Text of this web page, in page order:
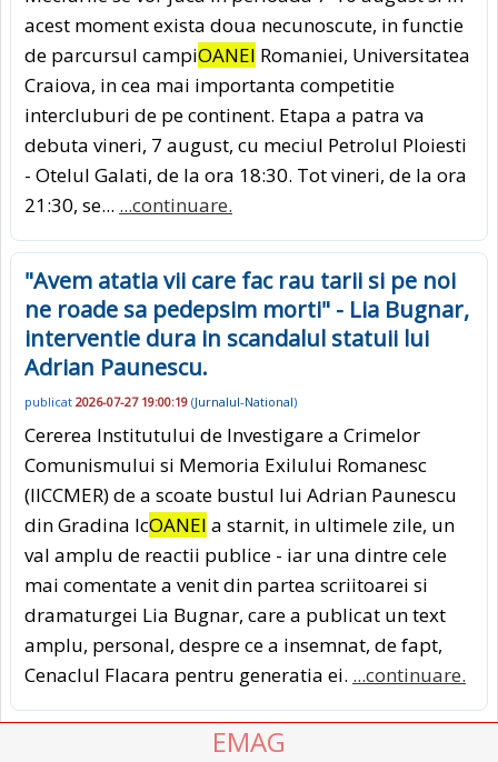
acest moment exista doua necunoscute, in functie
de parcursul campiOANEI Romaniei, Universitatea
Craiova, in cea mai importanta competitie
intercluburi de pe continent. Etapa a patra va
debuta vineri, 7 august, cu meciul Petrolul Ploiesti
- Otelul Galati, de la ora 18:30. Tot vineri, de la ora
21:30, se... ...continuare.
"Avem atatia vii care fac rau tarii si pe noi
ne roade sa pedepsim morti" - Lia Bugnar,
interventie dura in scandalul statuii lui
Adrian Paunescu.
publicat 2026-07-27 19:00:19 (Jurnalul-National)
Cererea Institutului de Investigare a Crimelor
Comunismului si Memoria Exilului Romanesc
(IICCMER) de a scoate bustul lui Adrian Paunescu
din Gradina IcOANEI a starnit, in ultimele zile, un
val amplu de reactii publice - iar una dintre cele
mai comentate a venit din partea scriitoarei si
dramaturgei Lia Bugnar, care a publicat un text
amplu, personal, despre ce a insemnat, de fapt,
Cenaclul Flacara pentru generatia ei. ...continuare.
EMAG